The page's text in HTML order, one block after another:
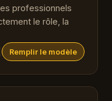
professionnels
le rôle, la
Remplir le modèle